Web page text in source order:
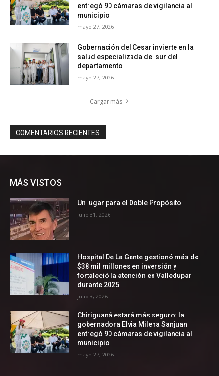
MÁS VISTOS
Un lugar para el Doble Propósito
julio 31, 2026
Hospital De La Gente gestionó más de
$38 mil millones en inversión y
fortaleció la atención en Valledupar
durante 2025
julio 3, 2026
Chiriguaná estará más seguro: la
gobernadora Elvia Milena Sanjuan
entregó 90 cámaras de vigilancia al
municipio
mayo 27, 2026